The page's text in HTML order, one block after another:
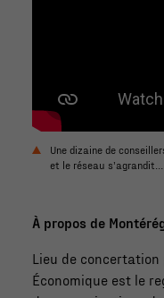
Une dizaine de
et le réseau s’agrandit…
À propos de
Lieu de
Économique est le